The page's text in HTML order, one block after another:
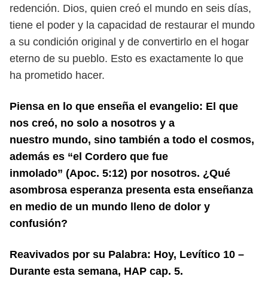
redención. Dios, quien creó el mundo en seis días,
tiene el poder y la capacidad de restaurar el mundo
a su condición original y de convertirlo en el hogar
eterno de su pueblo. Esto es exactamente lo que
ha prometido hacer.
Piensa en lo que enseña el evangelio: El que
nos creó, no solo a nosotros y a
nuestro mundo, sino también a todo el cosmos,
además es “el Cordero que fue
inmolado” (Apoc. 5:12) por nosotros. ¿Qué
asombrosa esperanza presenta esta enseñanza
en medio de un mundo lleno de dolor y
confusión?
Reavivados por su Palabra: Hoy, Levítico 10 –
Durante esta semana, HAP cap. 5.